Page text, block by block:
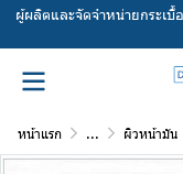
ผู้ผลิตและจัดจำหน่ายกระเบื้
หน้าแรก ... ผิวหน้ามัน